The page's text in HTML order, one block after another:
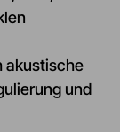
akustische
und